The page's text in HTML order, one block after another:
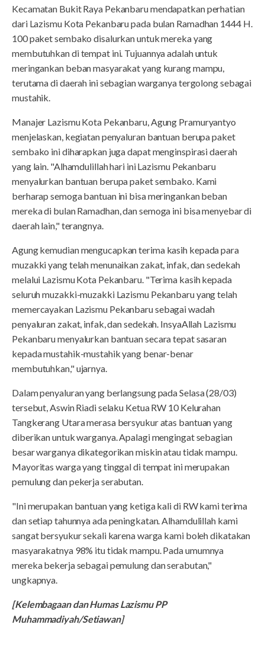
Kecamatan Bukit Raya Pekanbaru mendapatkan perhatian
dari Lazismu Kota Pekanbaru pada bulan Ramadhan 1444 H.
100 paket sembako disalurkan untuk mereka yang
membutuhkan di tempat ini. Tujuannya adalah untuk
meringankan beban masyarakat yang kurang mampu,
terutama di daerah ini sebagian warganya tergolong sebagai
mustahik.
Manajer Lazismu Kota Pekanbaru, Agung Pramuryantyo
menjelaskan, kegiatan penyaluran bantuan berupa paket
sembako ini diharapkan juga dapat menginspirasi daerah
yang lain. "Alhamdulillah hari ini Lazismu Pekanbaru
menyalurkan bantuan berupa paket sembako. Kami
berharap semoga bantuan ini bisa meringankan beban
mereka di bulan Ramadhan, dan semoga ini bisa menyebar di
daerah lain," terangnya.
Agung kemudian mengucapkan terima kasih kepada para
muzakki yang telah menunaikan zakat, infak, dan sedekah
melalui Lazismu Kota Pekanbaru. "Terima kasih kepada
seluruh muzakki-muzakki Lazismu Pekanbaru yang telah
memercayakan Lazismu Pekanbaru sebagai wadah
penyaluran zakat, infak, dan sedekah. InsyaAllah Lazismu
Pekanbaru menyalurkan bantuan secara tepat sasaran
kepada mustahik-mustahik yang benar-benar
membutuhkan," ujarnya.
Dalam penyaluran yang berlangsung pada Selasa (28/03)
tersebut, Aswin Riadi selaku Ketua RW 10 Kelurahan
Tangkerang Utara merasa bersyukur atas bantuan yang
diberikan untuk warganya. Apalagi mengingat sebagian
besar warganya dikategorikan miskin atau tidak mampu.
Mayoritas warga yang tinggal di tempat ini merupakan
pemulung dan pekerja serabutan.
"Ini merupakan bantuan yang ketiga kali di RW kami terima
dan setiap tahunnya ada peningkatan. Alhamdulillah kami
sangat bersyukur sekali karena warga kami boleh dikatakan
masyarakatnya 98% itu tidak mampu. Pada umumnya
mereka bekerja sebagai pemulung dan serabutan,"
ungkapnya.
[Kelembagaan dan Humas Lazismu PP
Muhammadiyah/Setiawan]